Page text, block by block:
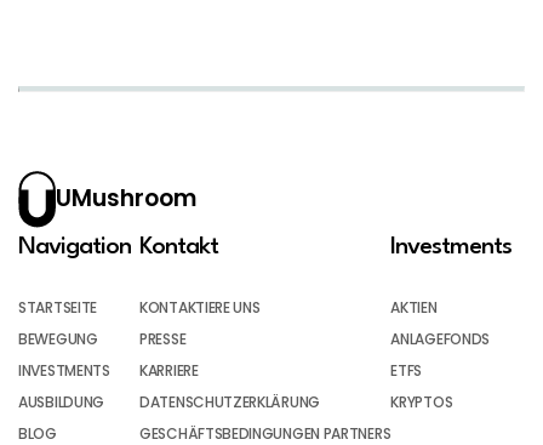
UMushroom
Navigation
STARTSEITE
BEWEGUNG
INVESTMENTS
AUSBILDUNG
BLOG
Kontakt
KONTAKTIERE UNS
PRESSE
KARRIERE
DATENSCHUTZERKLÄRUNG
GESCHÄFTSBEDINGUNGEN PARTNERS
Investments
AKTIEN
ANLAGEFONDS
ETFS
KRYPTOS